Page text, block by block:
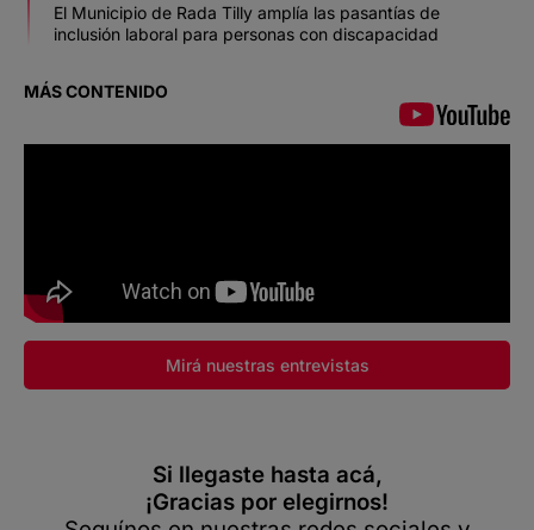
El Municipio de Rada Tilly amplía las pasantías de
inclusión laboral para personas con discapacidad
MÁS CONTENIDO
Mirá nuestras entrevistas
Si llegaste hasta acá,
¡Gracias por elegirnos!